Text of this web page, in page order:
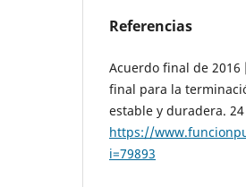
Referencias
Acuerdo final de 2016
final para la
estable y duradera.
https://
i=79893